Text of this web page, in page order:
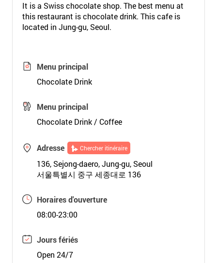
It is a Swiss chocolate shop. The best menu at
this restaurant is chocolate drink. This cafe is
located in Jung-gu, Seoul.
Menu principal
Chocolate Drink
Menu principal
Chocolate Drink / Coffee
Adresse Chercher itinéraire
136, Sejong-daero, Jung-gu, Seoul
서울특별시 중구 세종대로 136
Horaires d'ouverture
08:00-23:00
Jours fériés
Open 24/7